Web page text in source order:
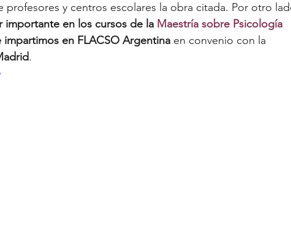
Soletic Verónica Weber Daniela Liberman
profesores y centros escolares la obra citada. Por otro
importante en los cursos de la Maestría sobre Psicología
impartimos en FLACSO Argentina en convenio con la
.